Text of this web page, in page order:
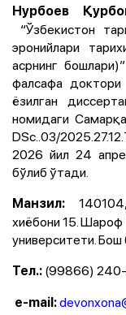
Нурбоев
“Ўзбекистон
эронийлари
асрнинг
фалсафа
ёзилган
номидаги
DSc..03/
2026 йил 24
бўлиб ўтади.
Манзил:
хиёбони 15.
университети.Бош
Тел.: (99866)
​ e-mail: